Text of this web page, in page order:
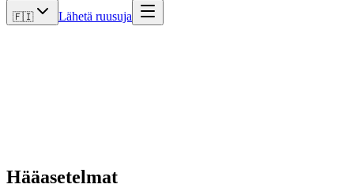
🇫🇮 Lähetä ruusuja
Hääasetelmat